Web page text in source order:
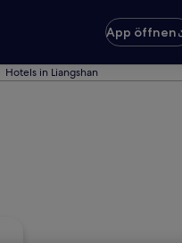
App öffnen
Hotels in Liangshan